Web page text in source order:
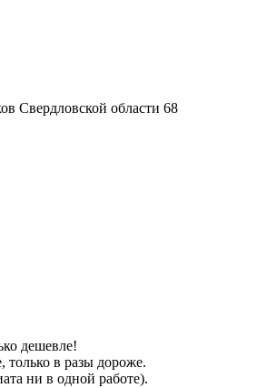
Свердловской области 68
дешевле!
в разы дороже.
ни в одной работе).